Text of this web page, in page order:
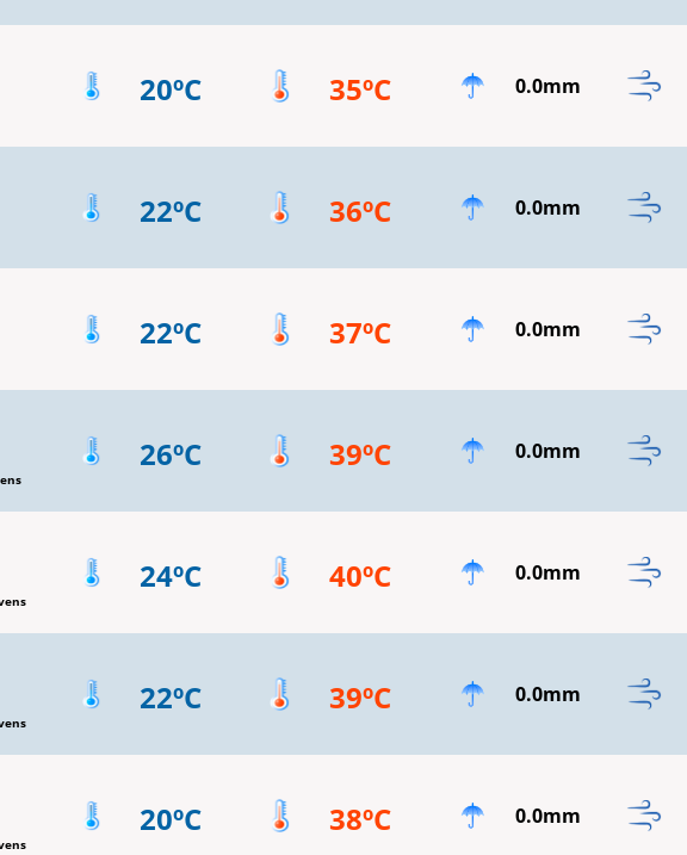
20ºC 35ºC 0.0mm
22ºC 36ºC 0.0mm
22ºC 37ºC 0.0mm
26ºC 39ºC 0.0mm
24ºC 40ºC 0.0mm
22ºC 39ºC 0.0mm
20ºC 38ºC 0.0mm